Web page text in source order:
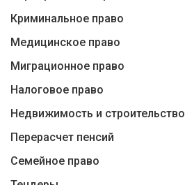
Криминальное право
Медицинское право
Миграционное право
Налоговое право
Недвижимость и строительство
Перерасчет пенсий
Семейное право